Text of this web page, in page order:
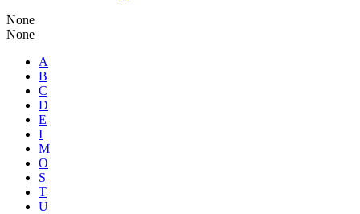
None
None
A
B
C
D
E
I
M
O
S
T
U